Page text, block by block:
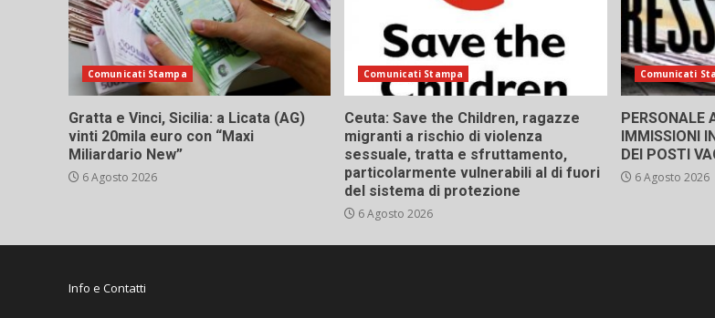
Comunicati Stampa
Gratta e Vinci, Sicilia: a Licata (AG)
vinti 20mila euro con “Maxi
Miliardario New”
6 Agosto 2026
Comunicati Stampa
Ceuta: Save the Children, ragazze
migranti a rischio di violenza
sessuale, tratta e sfruttamento,
particolarmente vulnerabili al di fuori
del sistema di protezione
6 Agosto 2026
Comunicati
PERSONALE
IMMISSIONI
DEI POSTI
6 Agosto 2026
Info e Contatti